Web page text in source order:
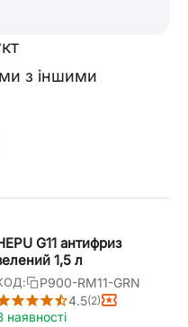
з іншими
G11 антифриз
1,5 л
P900-RM11-GRN
4.5(2)
наявності